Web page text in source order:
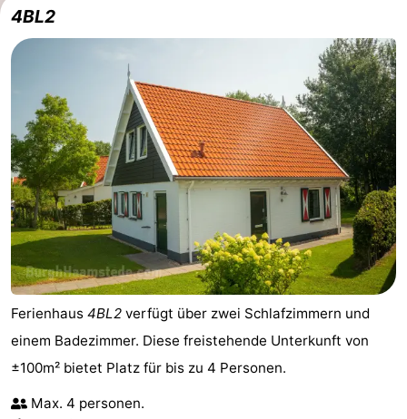
van
Schouwen
Veere
Natur
Oranjezon
-
Oostkapelle
-
Natur
de
Mantelingen
-
Domburg
-
Zoutelande
-
Middelburg
Wetter
4BL2
Ferienhaus 4BL2 verfügt über zwei Schlafzimmern und
einem Badezimmer. Diese freistehende Unterkunft von
±100m² bietet Platz für bis zu 4 Personen.
Max. 4 personen.